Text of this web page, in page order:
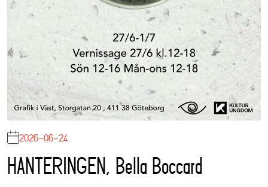
2026-06-24
HANTERINGEN, Bella Boccard